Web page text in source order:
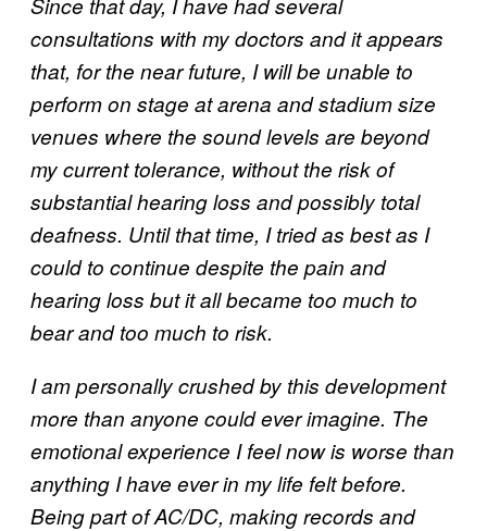
consultations with my doctors and it appears
that, for the near future, I will be unable to
perform on stage at arena and stadium size
venues where the sound levels are beyond
my current tolerance, without the risk of
substantial hearing loss and possibly total
deafness. Until that time, I tried as best as I
could to continue despite the pain and
hearing loss but it all became too much to
bear and too much to risk.
I am personally crushed by this development
more than anyone could ever imagine. The
emotional experience I feel now is worse than
anything I have ever in my life felt before.
Being part of AC/DC, making records and